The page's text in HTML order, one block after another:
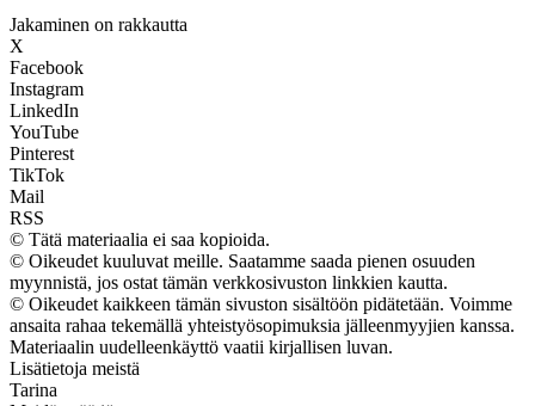
Jakaminen on rakkautta
X
Facebook
Instagram
LinkedIn
YouTube
Pinterest
TikTok
Mail
RSS
© Tätä materiaalia ei saa kopioida.
© Oikeudet kuuluvat meille. Saatamme saada pienen osuuden
myynnistä, jos ostat tämän verkkosivuston linkkien kautta.
© Oikeudet kaikkeen tämän sivuston sisältöön pidätetään. Voimme
ansaita rahaa tekemällä yhteistyösopimuksia jälleenmyyjien kanssa.
Materiaalin uudelleenkäyttö vaatii kirjallisen luvan.
Lisätietoja meistä
Tarina